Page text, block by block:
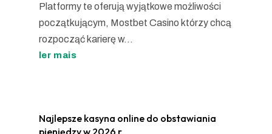
Platformy te oferują wyjątkowe możliwości
początkującym, Mostbet Casino którzy chcą
rozpocząć karierę w...
ler mais
Najlepsze kasyna online do obstawiania
pieniędzy w 2026 r